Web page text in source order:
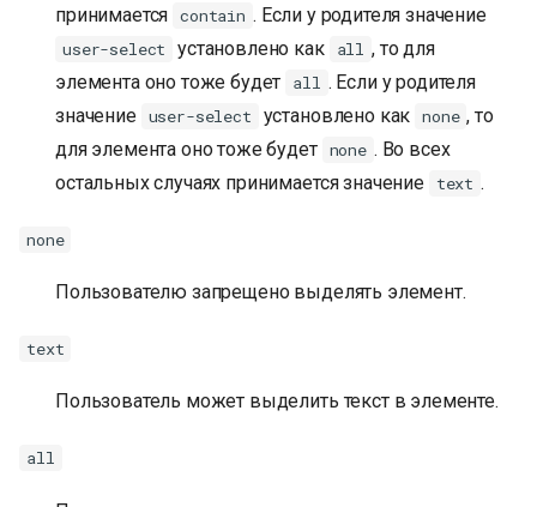
принимается contain . Если у родителя значение
user-select установлено как all , то для
элемента оно тоже будет
all . Если у родителя
значение user-select установлено как none , то
для элемента оно тоже будет none . Во всех
остальных случаях принимается значение
text .
none
Пользователю запрещено выделять элемент.
text
Пользователь может выделить текст в элементе.
all